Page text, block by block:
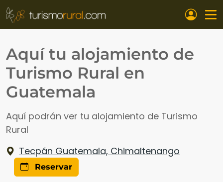
Pasar al contenido principal
Aquí tu alojamiento de
Turismo Rural en
Guatemala
Aquí podrán ver tu alojamiento de Turismo
Rural
Tecpán Guatemala, Chimaltenango
Reservar